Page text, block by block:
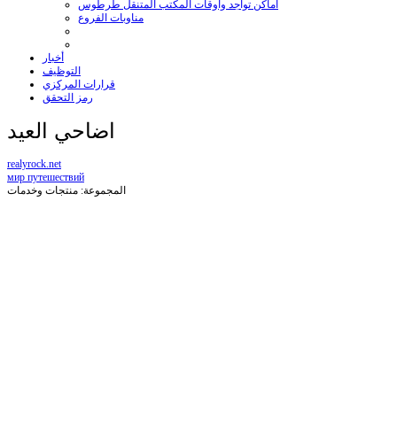
اماكن تواجد واوقات المكتب المتنقل طرطوس
مناوبات الفروع
أخبار
التوظيف
قرارات المركزي
رمز التحقق
اضاحي العيد
realyrock.net
мир путешествий
المجموعة: منتجات وخدمات